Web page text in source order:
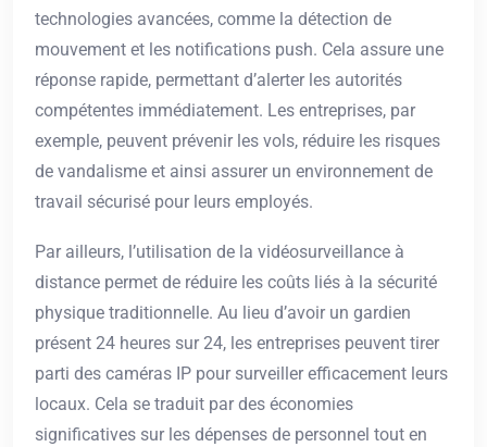
technologies avancées, comme la détection de
mouvement et les notifications push. Cela assure une
réponse rapide, permettant d’alerter les autorités
compétentes immédiatement. Les entreprises, par
exemple, peuvent prévenir les vols, réduire les risques
de vandalisme et ainsi assurer un environnement de
travail sécurisé pour leurs employés.
Par ailleurs, l’utilisation de la vidéosurveillance à
distance permet de réduire les coûts liés à la sécurité
physique traditionnelle. Au lieu d’avoir un gardien
présent 24 heures sur 24, les entreprises peuvent tirer
parti des caméras IP pour surveiller efficacement leurs
locaux. Cela se traduit par des économies
significatives sur les dépenses de personnel tout en